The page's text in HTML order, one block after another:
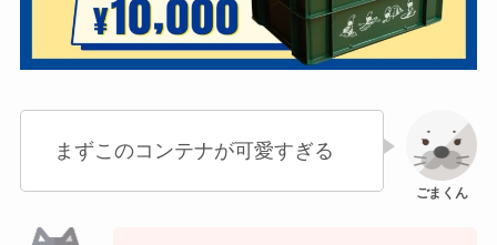
まずこのコンテナが可愛すぎる